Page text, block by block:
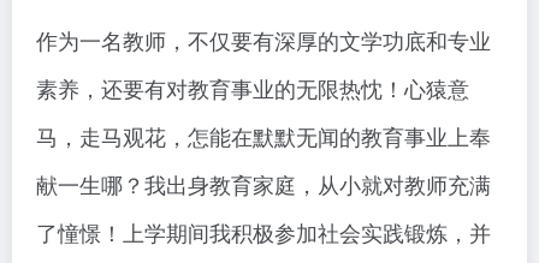
作为一名教师，不仅要有深厚的文学功底和专业
素养，还要有对教育事业的无限热忱！心猿意
马，走马观花，怎能在默默无闻的教育事业上奉
献一生哪？我出身教育家庭，从小就对教师充满
了憧憬！上学期间我积极参加社会实践锻炼，并